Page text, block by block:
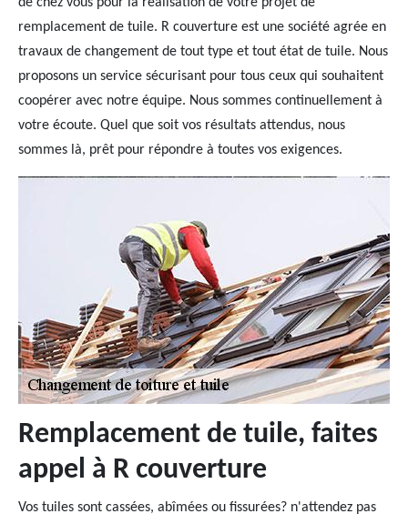
remplacement de tuile. R couverture est une société agrée en
travaux de changement de tout type et tout état de tuile. Nous
proposons un service sécurisant pour tous ceux qui souhaitent
coopérer avec notre équipe. Nous sommes continuellement à
votre écoute. Quel que soit vos résultats attendus, nous
sommes là, prêt pour répondre à toutes vos exigences.
Remplacement de tuile, faites
appel à R couverture
Vos tuiles sont cassées, abîmées ou fissurées? n'attendez pas